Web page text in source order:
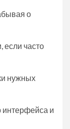
о
если часто
нужных
интерфейса и